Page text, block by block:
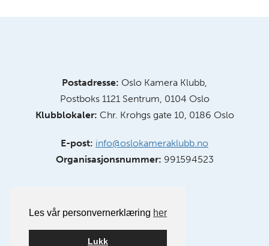
Les vår personvernerklæring her
Lukk
Postadresse: Oslo Kamera Klubb,
Postboks 1121 Sentrum, 0104 Oslo
Klubblokaler: Chr. Krohgs gate 10, 0186 Oslo
E-post: info@oslokameraklubb.no
Organisasjonsnummer: 991594523